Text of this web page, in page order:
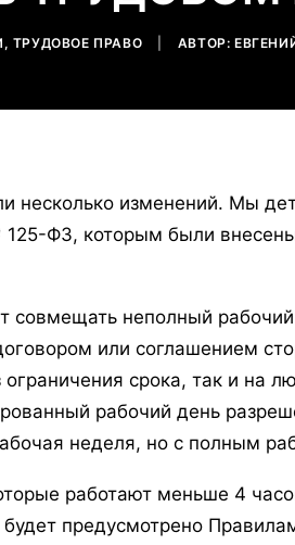
, ТРУДОВОЕ ПРАВО АВТОР:
несколько изменений. Мы
125-ФЗ, которым были
совмещать неполный
или соглашением
ограничения срока, так и на
рабочий день
неделя, но с полным
работают меньше 4
будет предусмотрено